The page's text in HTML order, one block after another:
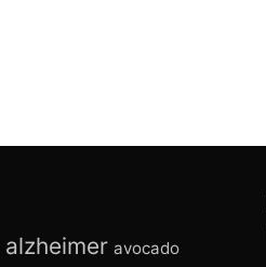
alzheimer avocado